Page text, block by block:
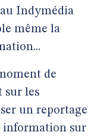
Indymédia
même la
de
sur les
un reportage
information sur